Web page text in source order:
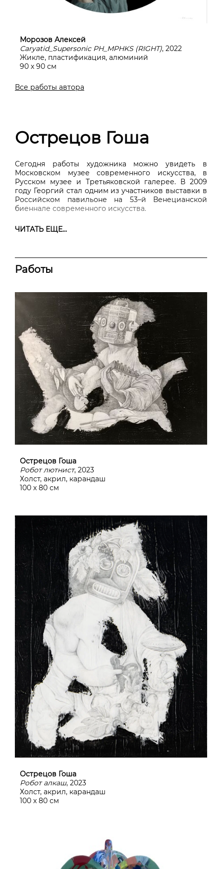
Морозов Алексей
Caryatid_Supersonic PH_MPHKS (RIGHT), 2022
Жикле, пластификация, алюминий
90 х 90 см
Все работы автора
Острецов Гоша
Сегодня работы художника можно увидеть в
Московском музее современного искусства, в
Русском музее и Третьяковской галерее. В 2009
году Георгий стал одним из участников выставки в
Российском павильоне на 53–й Венецианской
биеннале современного искусства.
ЧИТАТЬ ЕЩЕ...
Работы
Острецов Гоша
Робот лютнист, 2023
Холст, акрил, карандаш
100 х 80 см
Острецов Гоша
Робот алкаш, 2023
Холст, акрил, карандаш
100 х 80 см